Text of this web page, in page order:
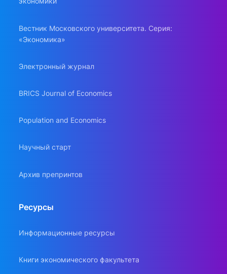
Вестник Московского университета. Серия:
«Экономика»
Электронный журнал
BRICS Journal of Economics
Population and Economics
Научный старт
Архив препринтов
Ресурсы
Информационные ресурсы
Книги экономического факультета